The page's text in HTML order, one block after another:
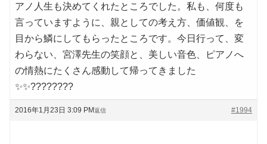
アノ人生も決めてくれたところでした。私も、何度も
言っていますように、親としての考え方、価値観、を
目から鱗にしてもらったところです。今日行って、変
わらない、宮澤先生の笑顔と、美しい音色、ピアノへ
の情熱にたくさん感動して帰ってきました
✨✨????????
2016年1月23日 3:09 PM #1994
返信